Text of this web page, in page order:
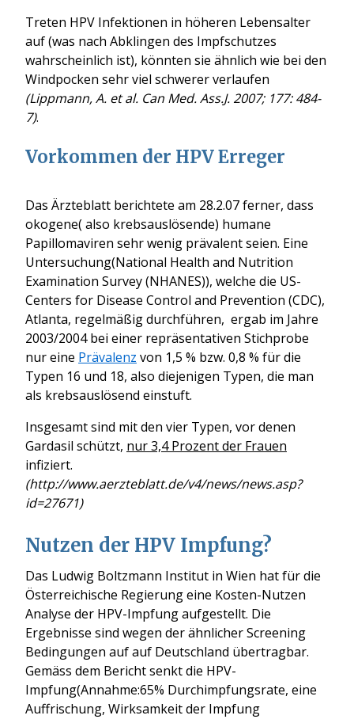
Treten HPV Infektionen in höheren Lebensalter
auf (was nach Abklingen des Impfschutzes
wahrscheinlich ist), könnten sie ähnlich wie bei den
Windpocken sehr viel schwerer verlaufen
(Lippmann, A. et al. Can Med. Ass.J. 2007; 177: 484-
7).
Vorkommen der HPV Erreger
Das Ärzteblatt berichtete am 28.2.07 ferner, dass
okogene( also krebsauslösende) humane
Papillomaviren sehr wenig prävalent seien. Eine
Untersuchung(National Health and Nutrition
Examination Survey (NHANES)), welche die US-
Centers for Disease Control and Prevention (CDC),
Atlanta, regelmäßig durchführen, ergab im Jahre
2003/2004 bei einer repräsentativen Stichprobe
nur eine Prävalenz von 1,5 % bzw. 0,8 % für die
Typen 16 und 18, also diejenigen Typen, die man
als krebsauslösend einstuft.
Insgesamt sind mit den vier Typen, vor denen
Gardasil schützt, nur 3,4 Prozent der Frauen
infiziert.
(http://www.aerzteblatt.de/v4/news/news.asp?
id=27671)
Nutzen der HPV Impfung?
Das Ludwig Boltzmann Institut in Wien hat für die
Österreichische Regierung eine Kosten-Nutzen
Analyse der HPV-Impfung aufgestellt. Die
Ergebnisse sind wegen der ähnlicher Screening
Bedingungen auf auf Deutschland übertragbar.
Gemäss dem Bericht senkt die HPV-
Impfung(Annahme:65% Durchimpfungsrate, eine
Auffrischung, Wirksamkeit der Impfung